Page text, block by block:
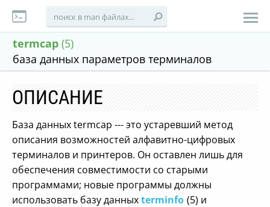
termcap (5)
база данных параметров терминалов
ОПИСАНИЕ
База данных termcap --- это устаревший метод
описания возможностей алфавитно-цифровых
терминалов и принтеров. Он оставлен лишь для
обеспечения совместимости со старыми
программами; новые программы должны
использовать базу данныхterminfo (5) и